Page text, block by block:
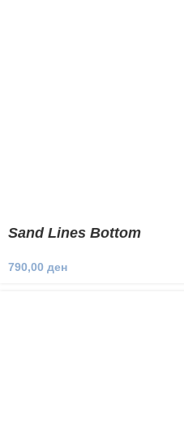
Sand Lines Bottom
790,00 ден